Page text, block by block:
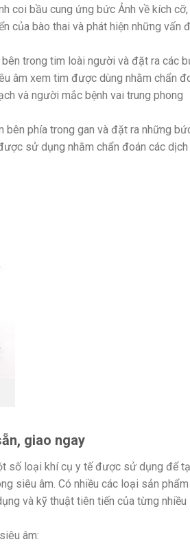
coi bầu cung ứng bức Ảnh về kích
của bào thai và phát hiện những vấn
trong tim loài người và đặt ra các
âm xem tim được dùng nhằm chẩn
và người mắc bệnh vai trung phong
bên phía trong gan và đặt ra những
sử dụng nhằm chẩn đoán các dịch
giao ngay
số loại khí cụ y tế được sử dụng để
siêu âm. Có nhiều các loại sản phẩm
và kỹ thuật tiên tiến của từng nhiều
âm: